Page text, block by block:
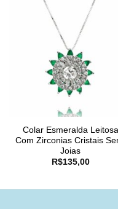
Colar Esmeralda Leitosa
Com Zirconias Cristais
Joias
R$135,00